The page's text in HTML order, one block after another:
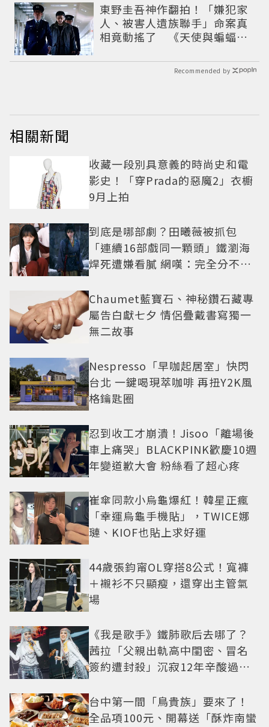
東野圭吾神作翻拍！「嫌犯家
人、被害人遺族聯手」命案真
相竟動搖了 《天使與蝙蝠》
Recommended by
相關新聞
收藏一段別具意義的時尚史和電
影史！「穿Prada的惡魔2」衣櫥
9月上拍
到底是哪部劇？田曦薇被抓包
「連續16部戲同一顆頭」鐵瀏海
焊死遭嫌看膩 網嘆：完全分不出
Chaumet藍寶石、神秘鑽石藏專
屬告白獻七夕 情侶疊戴書寫獨一
無二故事
Nespresso「早咖起居室」快閃
台北 一鍵喝現萃咖啡 再扭Y2K風
格鑰匙圈
忍到收工才崩潰！Jisoo「離場後
車上痛哭」BLACKPINK歡慶10週
年變道歉大會 粉絲看了超心疼
崔傘同款小烏龜爆紅！韓星正瘋
「幸運烏龜手機貼」，TWICE娜
璉、KIOF也貼上求好運
44歲張鈞甯OL穿搭8公式！寬褲
＋襯衫不只顯瘦，還穿出主管氣
場
《我是歌手》鐵肺歌后去哪了？
茜拉「父親出軌高中閨密、冒名
簽約遭封殺」沉寂12年辛酸過往
台中第一間「鳥貴族」要來了！
全品項100元、開幕送「酥炸南蠻